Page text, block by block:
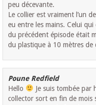
peu décevante.
Le collier est vraiment l’un
eu entre les mains. Celui
du précédent épisode était
du plastique à 10 mètres de
Poune Redfield
Hello
Je suis tombée
collector sort en fin de mois